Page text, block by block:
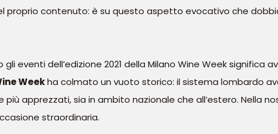
contenuto: è su questo aspetto evocativo che
eventi dell’edizione 2021 della Milano Wine Week
Weekha colmato un vuoto storico: il sistema lombardo
più apprezzati, sia in ambito nazionale che all’estero.
straordinaria.